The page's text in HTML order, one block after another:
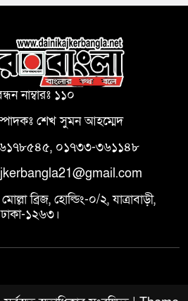
নাম্বারঃ ১১০
শেখ সুমন আহম্মেদ
০১৭৩৩-৩৬১১৪৮
ব্রিজ, হোল্ডিং-০/২, যাত্রাবাড়ী,
ঢাকা-১২৬৩।